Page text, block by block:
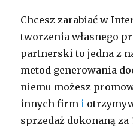
Chcesz zarabiać w
tworzenia własnego
partnerski to jedna z
metod generowania
niemu możesz
innych firm i
sprzedaż dokonaną